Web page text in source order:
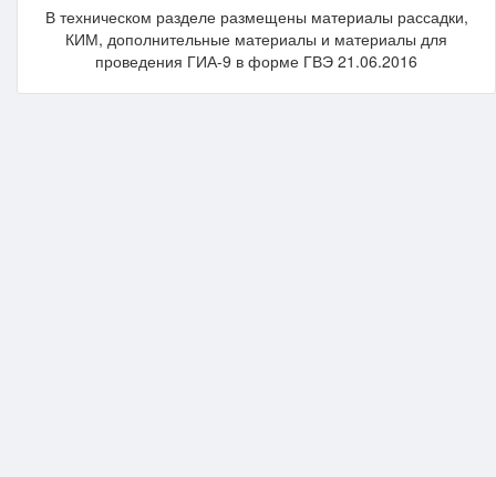
В техническом разделе размещены материалы рассадки,
КИМ, дополнительные материалы и материалы для
проведения ГИА-9 в форме ГВЭ 21.06.2016